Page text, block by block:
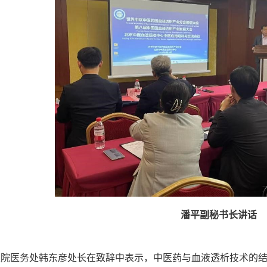
潘平副秘书长讲话
务处韩东彦处长在致辞中表示，中医药与血液透析技术的